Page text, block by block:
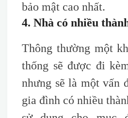
bảo mật cao nhất.
4. Nhà có nhiều
Thông thường một
thống sẽ được đi
nhưng sẽ là một vấn
gia đình có nhiều